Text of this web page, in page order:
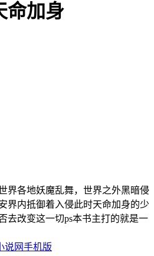
命加身
界各地妖魔乱舞，世界之外黑暗侵
界内抵御着入侵此时天命加身的少
去改变这一切ps本书主打的就是一
说网手机版